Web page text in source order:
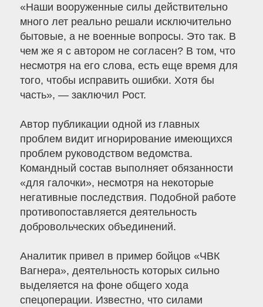
«Наши вооруженные силы действительно
много лет реально решали исключительно
бытовые, а не военные вопросы. Это так. В
чем же я с автором не согласен? В том, что
несмотря на его слова, есть еще время для
того, чтобы исправить ошибки. Хотя бы
часть», — заключил Рост.
Автор публикации одной из главных
проблем видит игнорирование имеющихся
проблем руководством ведомства.
Командный состав выполняет обязанности
«для галочки», несмотря на некоторые
негативные последствия. Подобной работе
противопоставляется деятельность
добровольческих объединений.
Аналитик привел в пример бойцов «ЧВК
Вагнера», деятельность которых сильно
выделяется на фоне общего хода
спецоперации. Известно, что силами